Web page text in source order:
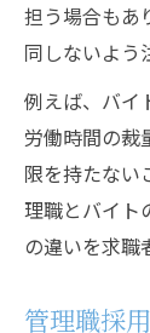
名ばか
正
見
求
ス
バ
の
担う場合もあ
同しないよう
例えば、バイ
労働時間の裁
限を持たない
理職とバイト
の違いを求職
管理職採